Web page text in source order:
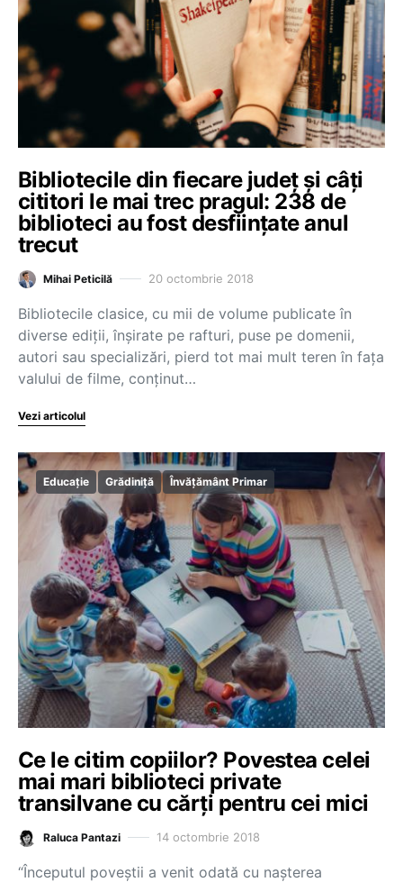
Bibliotecile din fiecare județ și câți
cititori le mai trec pragul: 238 de
biblioteci au fost desființate anul
trecut
Mihai Peticilă 20 octombrie 2018
Bibliotecile clasice, cu mii de volume publicate în
diverse ediții, înșirate pe rafturi, puse pe domenii,
autori sau specializări, pierd tot mai mult teren în fața
valului de filme, conținut…
Vezi articolul
Educație Grădiniță Învățământ Primar
Ce le citim copiilor? Povestea celei
mai mari biblioteci private
transilvane cu cărți pentru cei mici
Raluca Pantazi 14 octombrie 2018
“Începutul poveștii a venit odată cu nașterea